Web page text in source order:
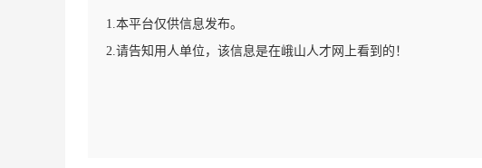
1.本平台仅供信息发布。
2.请告知用人单位，该信息是在峨山人才网上看到的！